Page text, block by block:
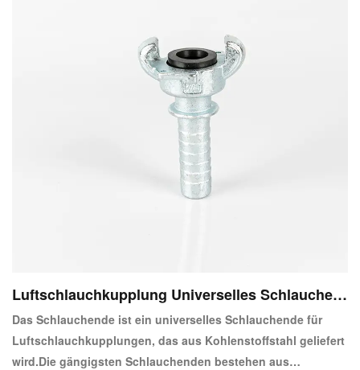
Luftschlauchkupplung Universelles Schlauchen
de
Das Schlauchende ist ein universelles Schlauchende für
Luftschlauchkupplungen, das aus Kohlenstoffstahl geliefert
wird.Die gängigsten Schlauchenden bestehen aus